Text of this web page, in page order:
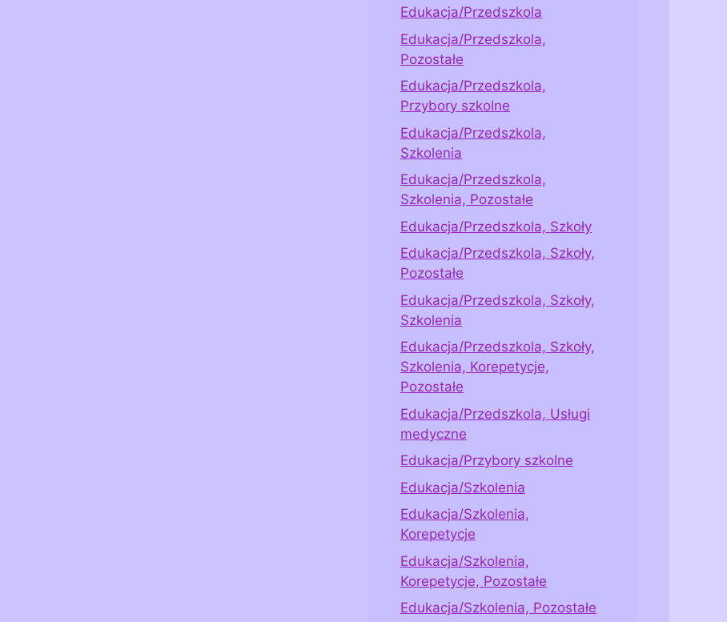
Edukacja/Przedszkola
Edukacja/Przedszkola,
Pozostałe
Edukacja/Przedszkola,
Przybory szkolne
Edukacja/Przedszkola,
Szkolenia
Edukacja/Przedszkola,
Szkolenia, Pozostałe
Edukacja/Przedszkola, Szkoły
Edukacja/Przedszkola, Szkoły,
Pozostałe
Edukacja/Przedszkola, Szkoły,
Szkolenia
Edukacja/Przedszkola, Szkoły,
Szkolenia, Korepetycje,
Pozostałe
Edukacja/Przedszkola, Usługi
medyczne
Edukacja/Przybory szkolne
Edukacja/Szkolenia
Edukacja/Szkolenia,
Korepetycje
Edukacja/Szkolenia,
Korepetycje, Pozostałe
Edukacja/Szkolenia, Pozostałe